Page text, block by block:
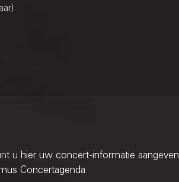
u hier uw concert-informatie aangeven
Concertagenda.